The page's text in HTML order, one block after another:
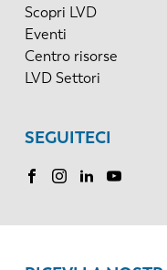
Scopri LVD
Eventi
Centro risorse
LVD Settori
SEGUITECI